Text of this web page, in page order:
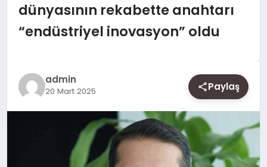
GÜNCEL
SAĞLIK
dünyasının rekabette anahtarı
“endüstriyel inovasyon” oldu
admin
20 Mart 2025 Paylaş